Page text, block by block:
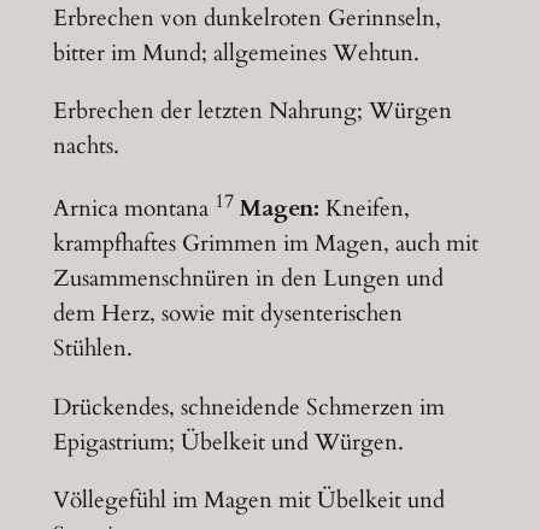
Erbrechen von dunkelroten Gerinnseln,
bitter im Mund; allgemeines Wehtun.
Erbrechen der letzten Nahrung; Würgen
nachts.
Arnica montana 17 Magen: Kneifen,
krampfhaftes Grimmen im Magen, auch mit
Zusammenschnüren in den Lungen und
dem Herz, sowie mit dysenterischen
Stühlen.
Drückendes, schneidende Schmerzen im
Epigastrium; Übelkeit und Würgen.
Völlegefühl im Magen mit Übelkeit und